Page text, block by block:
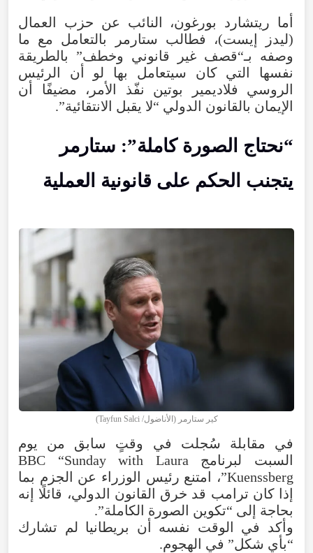
أما ريتشارد بورغون، النائب عن حزب العمال
(ليدز إيست)، فطالب ستارمر بالتعامل مع ما
وصفه بـ“قصف غير قانوني وخطف” بالطريقة
نفسها التي كان سيتعامل بها لو أن الرئيس
الروسي فلاديمير بوتين نفّذ الأمر، مضيفًا أن
الإيمان بالقانون الدولي “لا يقبل الانتقائية”.
“نحتاج الصورة كاملة”: ستارمر
يتجنب الحكم على قانونية العملية
كير ستارمر (الأناضول/ Tayfun Salci)
في مقابلة سُجلت في وقتٍ سابق من يوم
السبت لبرنامج BBC “Sunday with Laura
Kuenssberg”، امتنع رئيس الوزراء عن الجزم بما
إذا كان ترامب قد خرق القانون الدولي، قائلًا إنه
بحاجة إلى “تكوين الصورة الكاملة”.
وأكد في الوقت نفسه أن بريطانيا لم تشارك
“بأي شكل” في الهجوم.